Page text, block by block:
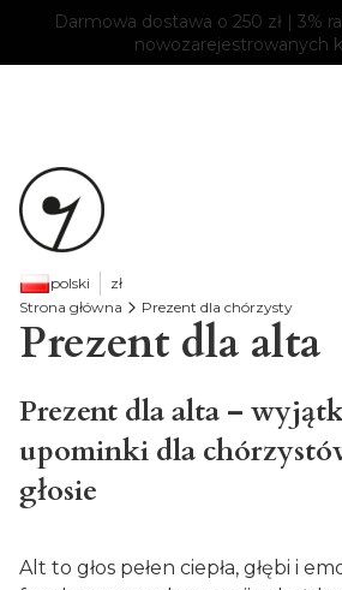
Darmowa dostawa o 250 zł | 3%
nowozarejestrowanych
polski
zł
Strona główna
Prezent dla chórzysty
Prezent dla alta
Prezent dla alta –
upominki dla
głosie
Alt to głos pełen ciepła, głębi i